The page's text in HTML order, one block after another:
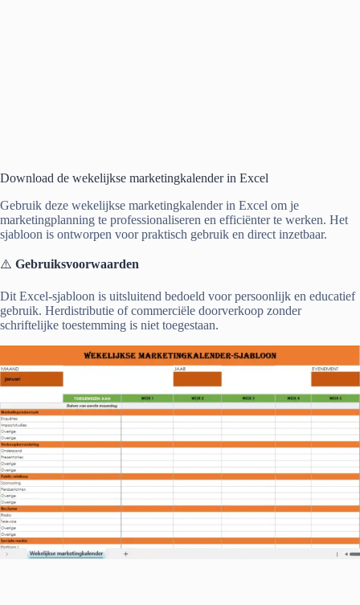
Download de wekelijkse marketingkalender in Excel
Gebruik deze wekelijkse marketingkalender in Excel om je
marketingplanning te professionaliseren en efficiënter te werken. Het
sjabloon is ontworpen voor praktisch gebruik en direct inzetbaar.
⚠️ Gebruiksvoorwaarden
Dit Excel-sjabloon is uitsluitend bedoeld voor persoonlijk en educatief
gebruik. Herdistributie of commerciële doorverkoop zonder
schriftelijke toestemming is niet toegestaan.